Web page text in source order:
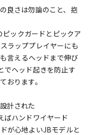
良さは勿論のこと、抱
ックガードとピックア
ラッププレイヤーにも
言えるヘッドまで伸び
でヘッド起きを防止す
おります。
計された
ばハンドワイヤード
が心地よいJBモデルと